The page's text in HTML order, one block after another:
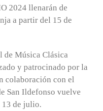
2024 llenarán de
a partir del 15 de
Música Clásica
y patrocinado por la
colaboración con el
San Ildefonso vuelve
13 de julio.